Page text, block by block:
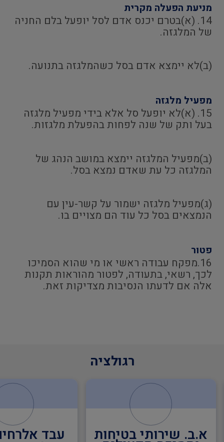
מניעת הפעלה מקרית
14. (א)בטרם יכנס אדם לסל יופעל בלם החניה
של המלגזה.
(ב)לא יימצא אדם בסל כשהמלגזה בתנועה.
מפעיל מלגזה
15. (א)לא יופעל סל אלא בידי מפעיל מלגזה
בעל ותק של שנה לפחות בהפעלת מלגזות.
(ב)מפעיל המלגזה יימצא במושב הנהג של
המלגזה כל עת שאדם נמצא בסל.
(ג)מפעיל מלגזה ישמור על קשר-עין עם
הנמצאים בסל כל עוד הם מצויים בו.
פטור
16.מפקח עבודה ראשי או מי שהוא הסמיכו
לכך, רשאי, בתעודה, לפטור מהוראות תקנות
אלה אם לדעתו הנסיבות מצדיקות זאת.
רגולציה
א.ב. שירותי בטיחות עבד